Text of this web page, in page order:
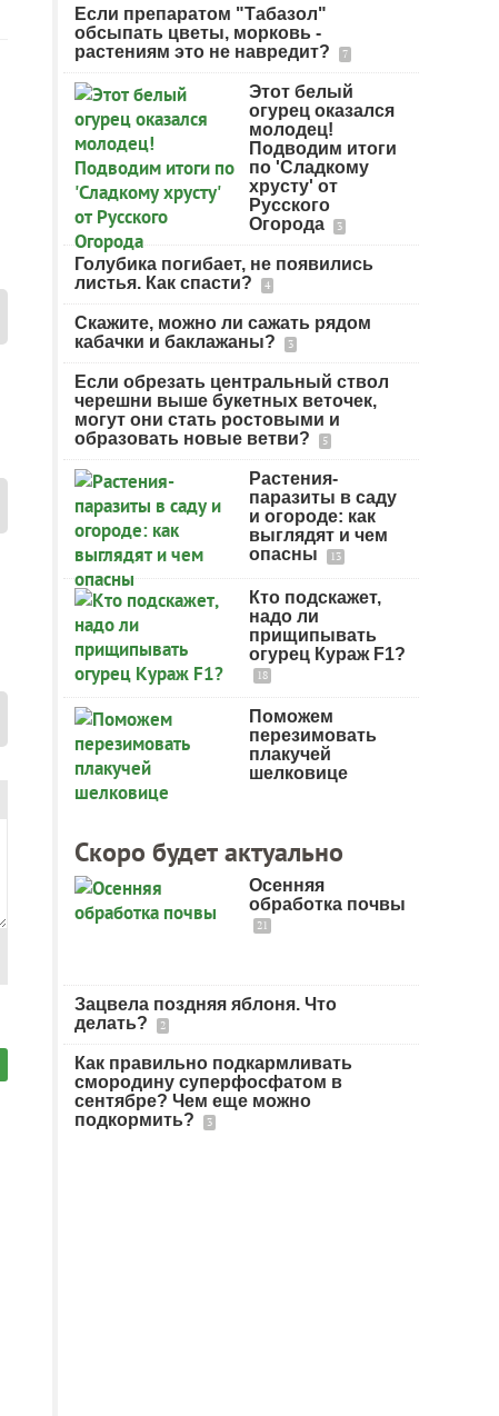
Если препаратом "Табазол"
обсыпать цветы, морковь -
растениям это не навредит?
7
Этот белый
огурец оказался
молодец!
Подводим итоги
по 'Сладкому
хрусту' от
Русского
Огорода
3
Голубика погибает, не появились
листья. Как спасти?
4
Скажите, можно ли сажать рядом
кабачки и баклажаны?
3
Если обрезать центральный ствол
черешни выше букетных веточек,
могут они стать ростовыми и
образовать новые ветви?
5
Растения-
паразиты в саду
и огороде: как
выглядят и чем
опасны
13
Кто подскажет,
надо ли
прищипывать
огурец Кураж F1?
18
Поможем
перезимовать
плакучей
шелковице
Скоро будет актуально
Осенняя
обработка почвы
21
Зацвела поздняя яблоня. Что
делать?
2
Как правильно подкармливать
смородину суперфосфатом в
сентябре? Чем еще можно
подкормить?
3